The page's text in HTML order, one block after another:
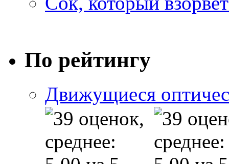
По рейтингу
Движущиеся